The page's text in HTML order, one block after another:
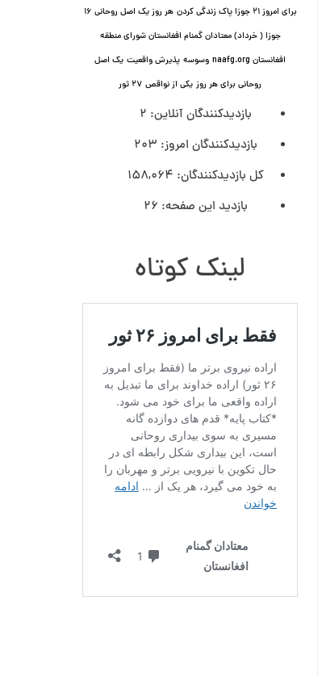
برای امروز ۲۱ جوزا پاک زندگی کردن
هر روز یک اصل روحانی ۱۶
جوزا ( خرداد) معتادان گمنام افغانستان شورای منطقه
افغانستان naafg.org
وسوسه پذيرش واقعیت یک اصل
روحانی برای هر روز یکی از نواقص ۲۷ ثور
بازدیدکنندگان آنلاین: 2
بازدیدکنندگان امروز: 203
کل بازدیدکنند‌گان: 158,064
بازدید این صفحه: 26
لینک کوتاه